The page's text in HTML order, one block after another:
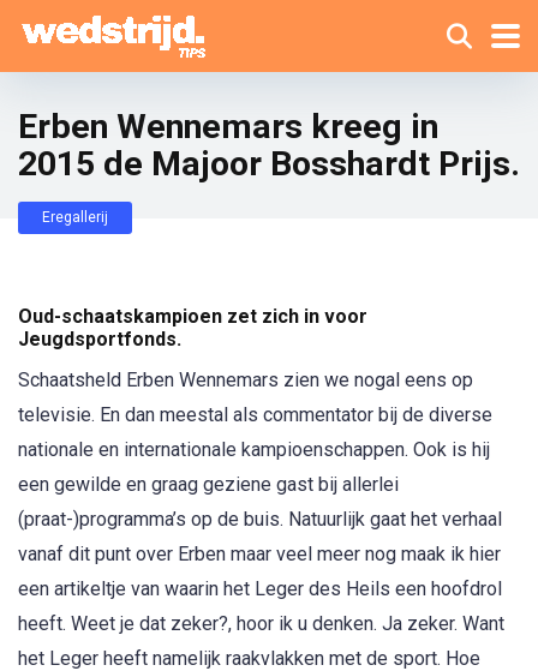
Erben Wennemars kreeg in
2015 de Majoor Bosshardt Prijs.
Eregallerij
Oud-schaatskampioen zet zich in voor
Jeugdsportfonds.
Schaatsheld Erben Wennemars zien we nogal eens op
televisie. En dan meestal als commentator bij de diverse
nationale en internationale kampioenschappen. Ook is hij
een gewilde en graag geziene gast bij allerlei
(praat-)programma’s op de buis. Natuurlijk gaat het verhaal
vanaf dit punt over Erben maar veel meer nog maak ik hier
een artikeltje van waarin het Leger des Heils een hoofdrol
heeft. Weet je dat zeker?, hoor ik u denken. Ja zeker. Want
het Leger heeft namelijk raakvlakken met de sport. Hoe